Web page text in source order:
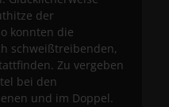
der
konnten die
schweißtreibenden,
Zu vergeben
bei den
und im Doppel.